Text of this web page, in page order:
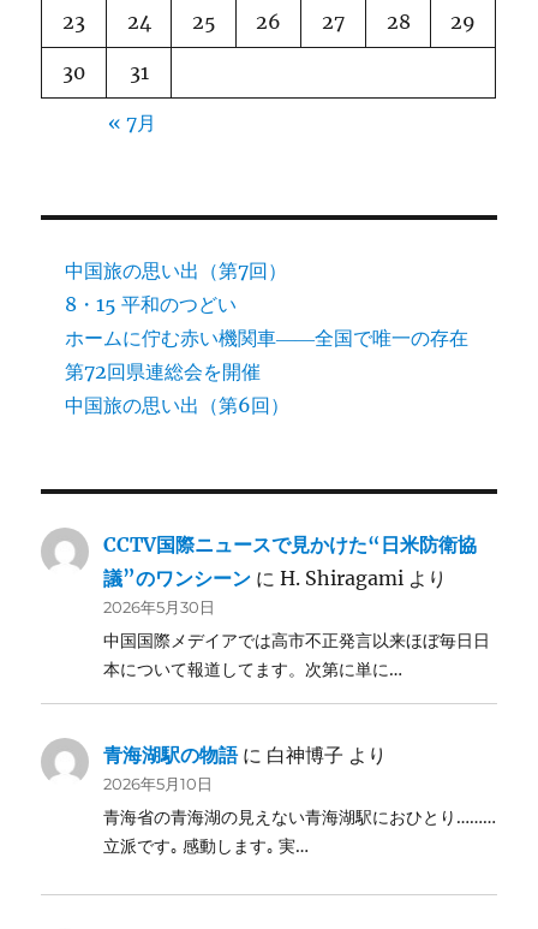
23 24 25 26 27 28 29
30 31
« 7月
中国旅の思い出（第7回）
8・15 平和のつどい
ホームに佇む赤い機関車――全国で唯一の存在
第72回県連総会を開催
中国旅の思い出（第6回）
CCTV国際ニュースで見かけた“日米防衛協
議”のワンシーン にH. Shiragami より
2026年5月30日
中国国際メデイアでは高市不正発言以来ほぼ毎日日
本について報道してます。次第に単に…
青海湖駅の物語に 白神博子 より
2026年5月10日
青海省の青海湖の見えない青海湖駅におひとり………
立派です｡ 感動します｡ 実…